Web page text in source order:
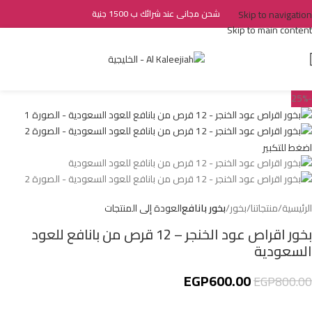
Skip to navigation
Skip to main content
شحن مجانى عند شرائك ب 1500 جنية
-25%
اضغط للتكبير
الرئيسية منتجاتنا بخور بخور بانافعالعودة إلى المنتجات
بخور اقراص عود الخنجر – 12 قرص من بانافع للعود
السعودية
EGP800.00
EGP600.00